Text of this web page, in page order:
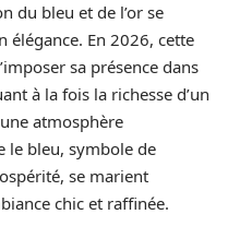
du bleu et de l’or se
élégance. En 2026, cette
sa présence dans
à la fois la richesse d’un
atmosphère
le bleu, symbole de
se marient
chic et raffinée.